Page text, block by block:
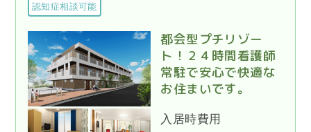
認知症相談可能
都会型プチリゾー
ト！２４時間看護師
常駐で安心で快適な
お住まいです。
入居時費用